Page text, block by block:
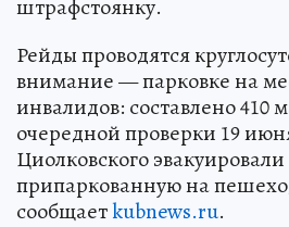
штрафстоянку.
Рейды проводятся
внимание — парковке на
инвалидов: составлено 410
очередной проверки 19
Циолковского
припаркованную на
сообщаетkubnews.ru.